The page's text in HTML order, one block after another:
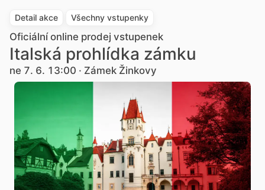
Detail akce Všechny vstupenky
Oficiální online prodej vstupenek
Italská prohlídka zámku
ne 7. 6. 13:00 · Zámek Žinkovy